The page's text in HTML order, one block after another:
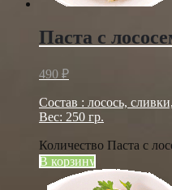
Паста с
490 ₽
Состав : лосось,
Вес: 250 гр.
Количество Паста с
В корзину